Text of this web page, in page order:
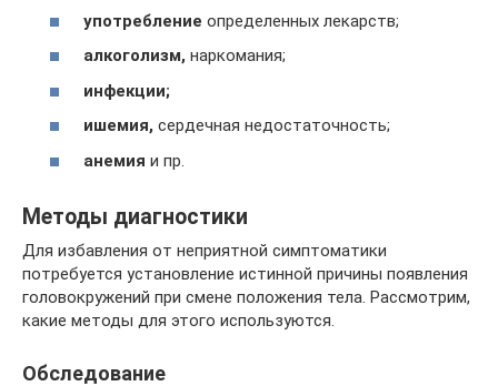
употребление определенных лекарств;
алкоголизм, наркомания;
инфекции;
ишемия, сердечная недостаточность;
анемия и пр.
Методы диагностики
Для избавления от неприятной симптоматики
потребуется установление истинной причины появления
головокружений при смене положения тела. Рассмотрим,
какие методы для этого используются.
Обследование